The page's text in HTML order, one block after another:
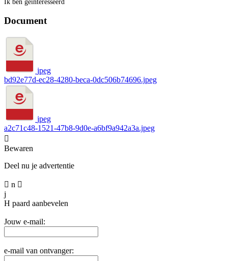
Ik ben geïnteresseerd
Document
jpeg
bd92e77d-ec28-4280-beca-0dc506b74696.jpeg
jpeg
a2c71c48-1521-47b8-9d0e-a6bf9a942a3a.jpeg

Bewaren
Deel nu je advertentie
 n 
j
H paard aanbevelen
Jouw e-mail:
e-mail van ontvanger: